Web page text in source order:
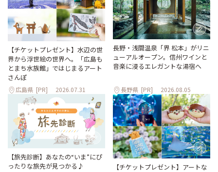
【チケットプレゼント】水辺の世
界から浮世絵の世界へ。「広島も
とまち水族館」ではじまるアート
さんぽ
広島県 [PR] 2026.07.31
長野・浅間温泉「界 松本」がリニ
ューアルオープン。信州ワインと
音楽に浸るエレガントな湯宿へ
長野県 [PR] 2026.08.05
【旅先診断】あなたの“いま”にぴ
ったりな旅先が見つかる♪
【チケットプレゼント】アートな